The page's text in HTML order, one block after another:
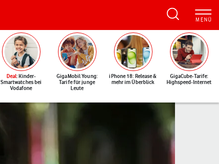
Deal: Kinder-
Smartwatches bei
Vodafone
GigaMobil Young:
Tarife für junge
Leute
iPhone 18: Release &
mehr im Überblick
GigaCube-Tarife:
Highspeed-Internet